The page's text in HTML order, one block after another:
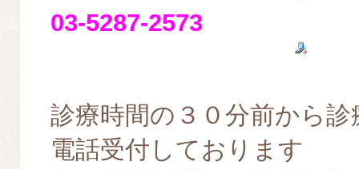
03-5287-2573
診療時間の３０分前から
電話受付しております